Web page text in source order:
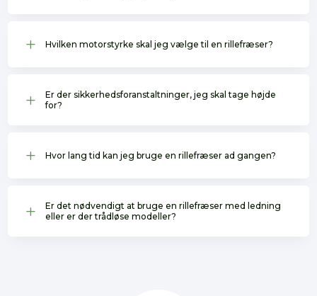
L Hvilken motorstyrke skal jeg vælge til en rillefræser?
L
Er der sikkerhedsforanstaltninger, jeg skal tage højde
for?
L Hvor lang tid kan jeg bruge en rillefræser ad gangen?
L
Er det nødvendigt at bruge en rillefræser med ledning
eller er der trådløse modeller?